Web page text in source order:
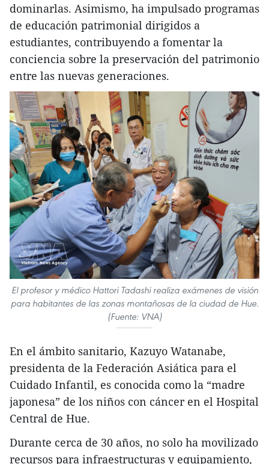
dominarlas. Asimismo, ha impulsado programas
de educación patrimonial dirigidos a
estudiantes, contribuyendo a fomentar la
conciencia sobre la preservación del patrimonio
entre las nuevas generaciones.​
El profesor y médico Hattori Tadashi realiza exámenes de visión
para habitantes de las zonas montañosas de la ciudad de Hue.
(Fuente: VNA)
En el ámbito sanitario, Kazuyo Watanabe,
presidenta de la Federación Asiática para el
Cuidado Infantil, es conocida como la “madre
japonesa” de los niños con cáncer en el Hospital
Central de Hue.
Durante cerca de 30 años, no solo ha movilizado
recursos para infraestructuras y equipamiento,